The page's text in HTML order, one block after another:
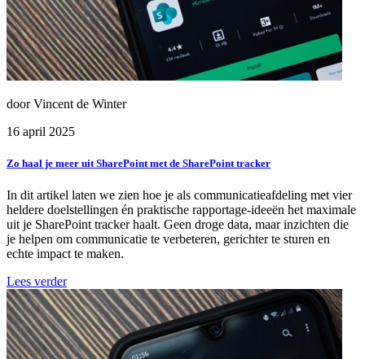
door Vincent de Winter
16 april 2025
Zo haal je meer uit SharePoint met de SharePoint tracker
In dit artikel laten we zien hoe je als communicatieafdeling met vier
heldere doelstellingen én praktische rapportage-ideeën het maximale
uit je SharePoint tracker haalt. Geen droge data, maar inzichten die
je helpen om communicatie te verbeteren, gerichter te sturen en
echte impact te maken.
Lees verder